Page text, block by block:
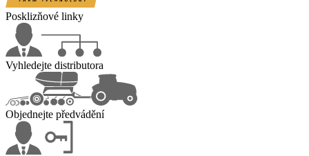
Posklizňové linky
Vyhledejte distributora
Objednejte předvádění